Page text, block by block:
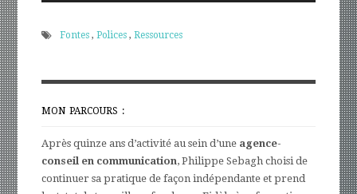
Fontes ,Polices ,Ressources
MON PARCOURS :
Après quinze ans d’activité au sein d’une agence-
conseil en communication, Philippe Sebagh choisi de
continuer sa pratique de façon indépendante et prend